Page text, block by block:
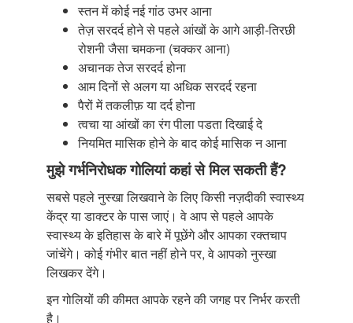
स्तन में कोई नई गांठ उभर आना
तेज़ सरदर्द होने से पहले आंखों के आगे आड़ी-तिरछी
रोशनी जैसा चमकना (चक्कर आना)
अचानक तेज सरदर्द होना
आम दिनों से अलग या अधिक सरदर्द रहना
पैरों में तकलीफ़ या दर्द होना
त्वचा या आंखों का रंग पीला पडता दिखाई दे
नियमित मासिक होने के बाद कोई मासिक न आना
मुझे गर्भनिरोधक गोलियां कहां से मिल सकती हैं?
सबसे पहले नुस्खा लिखवाने के लिए किसी नज़दीकी स्वास्थ्य
केंद्र या डाक्टर के पास जाएं। वे आप से पहले आपके
स्वास्थ्य के इतिहास के बारे में पूछेंगे और आपका रक्तचाप
जांचेंगे। कोई गंभीर बात नहीं होने पर, वे आपको नुस्खा
लिखकर देंगे।
इन गोलियों की कीमत आपके रहने की जगह पर निर्भर करती
है।